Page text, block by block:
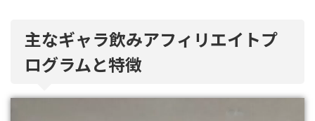
主なギャラ飲みアフィリエイトプ
ログラムと特徴